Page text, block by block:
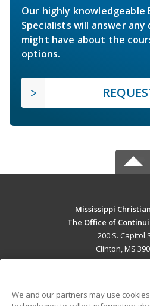
Our highly knowledgeable
Specialists will answer
might have about the
options.
Mississippi
The Office of
200 S. Capitol
Clinton, MS
We and our partners may use